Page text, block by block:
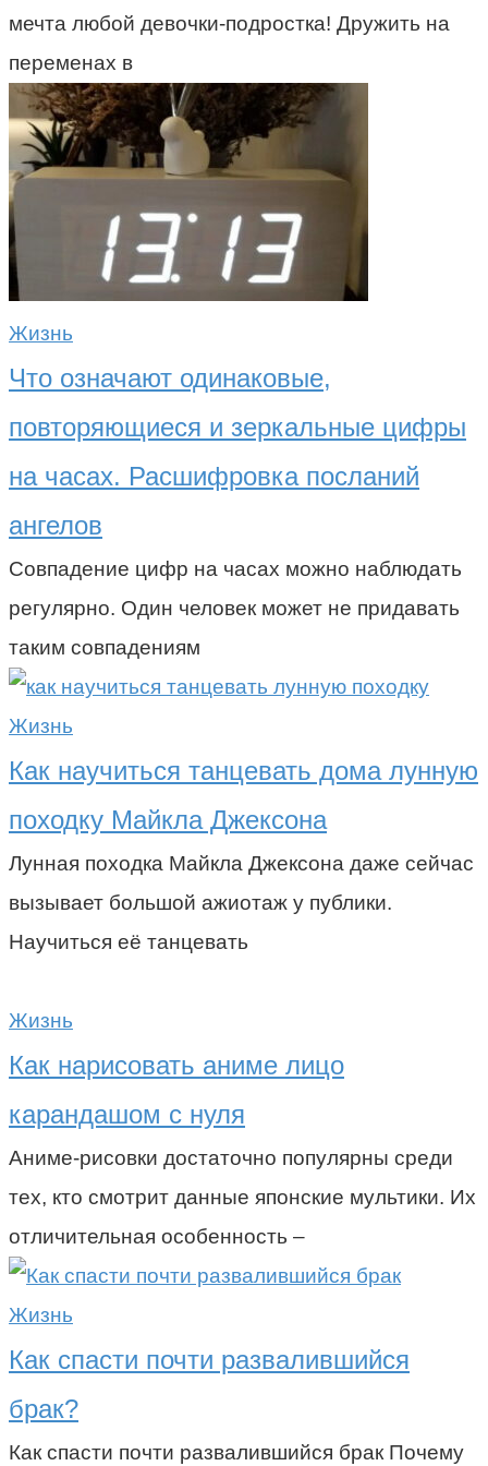
мечта любой девочки-подростка! Дружить на
переменах в
Жизнь
Что означают одинаковые,
повторяющиеся и зеркальные цифры
на часах. Расшифровка посланий
ангелов
Совпадение цифр на часах можно наблюдать
регулярно. Один человек может не придавать
таким совпадениям
Жизнь
Как научиться танцевать дома лунную
походку Майкла Джексона
Лунная походка Майкла Джексона даже сейчас
вызывает большой ажиотаж у публики.
Научиться её танцевать
Жизнь
Как нарисовать аниме лицо
карандашом с нуля
Аниме-рисовки достаточно популярны среди
тех, кто смотрит данные японские мультики. Их
отличительная особенность –
Жизнь
Как спасти почти развалившийся
брак?
Как спасти почти развалившийся брак Почему